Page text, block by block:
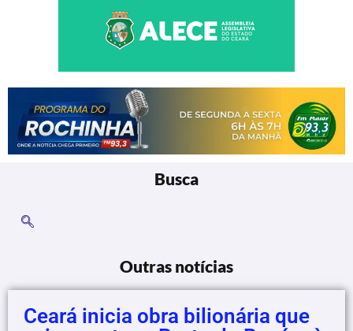
Busca
Outras notícias
Ceará inicia obra bilionária que